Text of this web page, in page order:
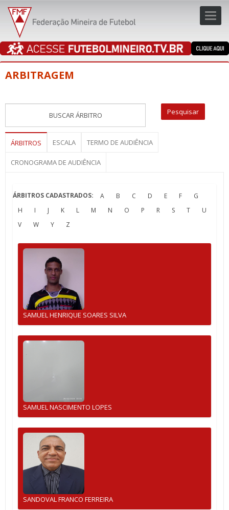
ARBITRAGEM
ÁRBITROS ESCALA TERMO DE AUDIÊNCIA
CRONOGRAMA DE AUDIÊNCIA
ÁRBITROS CADASTRADOS: A B C D E F
G
H
I J K L M N O P R S T
U
V
W Y Z
SAMUEL HENRIQUE SOARES SILVA
SAMUEL NASCIMENTO LOPES
SANDOVAL FRANCO FERREIRA